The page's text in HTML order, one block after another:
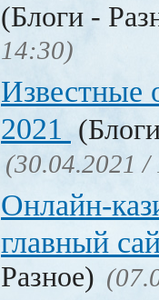
(Блоги -
14:30)
Известные
2021
(30.04.2021 /
Онлайн-
главный
Разное)